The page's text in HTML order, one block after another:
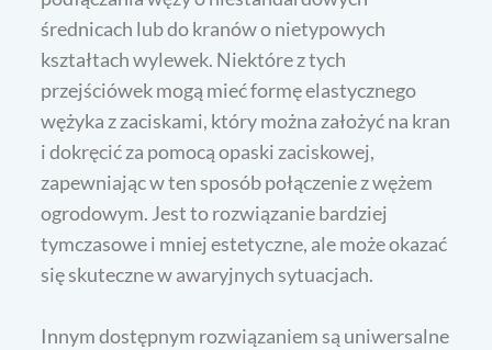
średnicach lub do kranów o nietypowych
kształtach wylewek. Niektóre z tych
przejściówek mogą mieć formę elastycznego
wężyka z zaciskami, który można założyć na kran
i dokręcić za pomocą opaski zaciskowej,
zapewniając w ten sposób połączenie z wężem
ogrodowym. Jest to rozwiązanie bardziej
tymczasowe i mniej estetyczne, ale może okazać
się skuteczne w awaryjnych sytuacjach.
Innym dostępnym rozwiązaniem są uniwersalne